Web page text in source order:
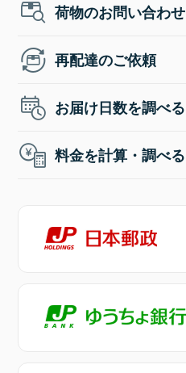
荷物のお問い合わせ
再配達のご依頼
お届け日数を調べる
料金を計算・調べる